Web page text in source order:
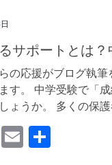
サポートとは
の応援がブログ執
す。 中学受験で「
ょうか。 多くの保
T
E